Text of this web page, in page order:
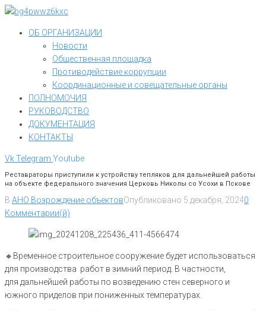
Перейти
контентуОБ ОРГАНИЗАЦИИ
Новости
Общественная площадка
Противодействие коррупции
Координационные и совещательные органы
ПОЛНОМОЧИЯ
РУКОВОДСТВО
ДОКУМЕНТАЦИЯ
КОНТАКТЫ
VkTelegram Youtube
Реставраторы приступили к устройству тепляков для дальнейшей работы
на объекте федерального значения Церковь Николы со Усохи в Пскове
В АНО Возрождение объектовОпубликовано 5 декабря, 20240
Комментарии(й)
🔸️Временное строительное сооружение будет использоваться
для производства работ в зимний период. В частности,
для дальнейшей работы по возведению стен северного и
южного приделов при пониженных температурах.